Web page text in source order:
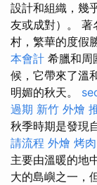
設計和組織，幾
友或成對）。 著
村，繁華的度假
本會計 希臘和周
候，它帶來了溫
明媚的秋天。
過期 新竹 外燴
秋季時期是發現
請流程 外燴 烤肉
主要由溫暖的地
大的島嶼之一，